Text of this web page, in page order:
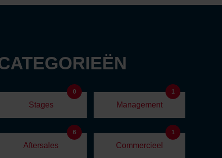
Stages
0
Management
1
Aftersales
6
Commercieel
1